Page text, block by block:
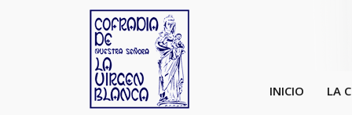
INICIO LA